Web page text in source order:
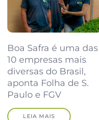
Boa Safra é uma das
10 empresas mais
diversas do Brasil,
aponta Folha de S.
Paulo e FGV
LEIA MAIS